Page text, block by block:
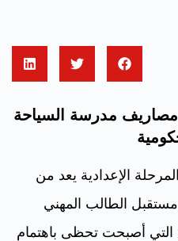
مصاريف مدرسة السياحة
الإعدادية يعد من
الطالب المهني
التي أصبحت تحظى باهتمام